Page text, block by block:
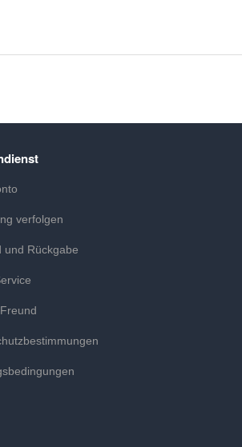
verfolgen
und Rückgabe